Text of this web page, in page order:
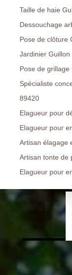
Taille de haie
Dessouchage
Pose de clôture
Jardinier Guillon
Pose de grillage
Spécialiste
89420
Elagueur pour
Elagueur pour
Artisan élagage
Artisan tonte de
Elagueur pour